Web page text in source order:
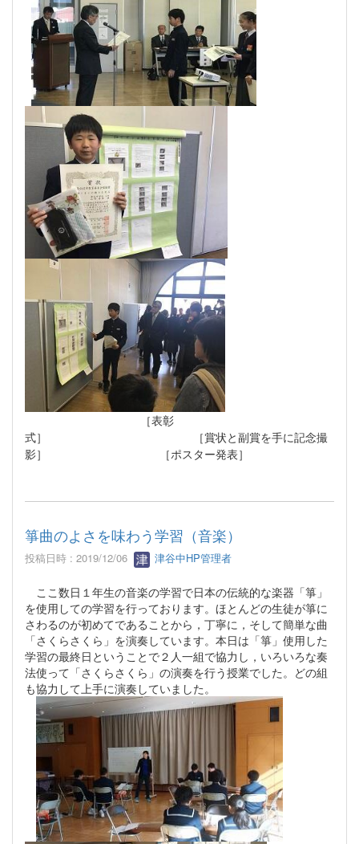
［表彰
式］ ［賞状と副賞を手に記念撮
影］ ［ポスター発表］
箏曲のよさを味わう学習（音楽）
投稿日時 : 2019/12/06 津谷中HP管理者
ここ数日１年生の音楽の学習で日本の伝統的な楽器「箏」
を使用しての学習を行っております。ほとんどの生徒が箏に
さわるのが初めてであることから，丁寧に，そして簡単な曲
「さくらさくら」を演奏しています。本日は「箏」使用した
学習の最終日ということで２人一組で協力し，いろいろな奏
法使って「さくらさくら」の演奏を行う授業でした。どの組
も協力して上手に演奏していました。